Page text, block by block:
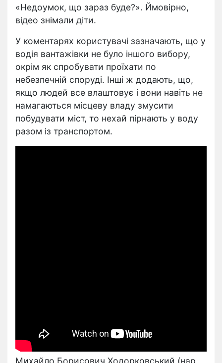
«Недоумок, що зараз буде?». Ймовірно,
відео знімали діти.
У коментарях користувачі зазначають, що у
водія вантажівки не було іншого вибору,
окрім як спробувати проїхати по
небезпечній споруді. Інші ж додають, що,
якщо людей все влаштовує і вони навіть не
намагаються місцеву владу змусити
побудувати міст, то нехай пірнають у воду
разом із транспортом.
Михайло Борисович Ходорковський (нар.